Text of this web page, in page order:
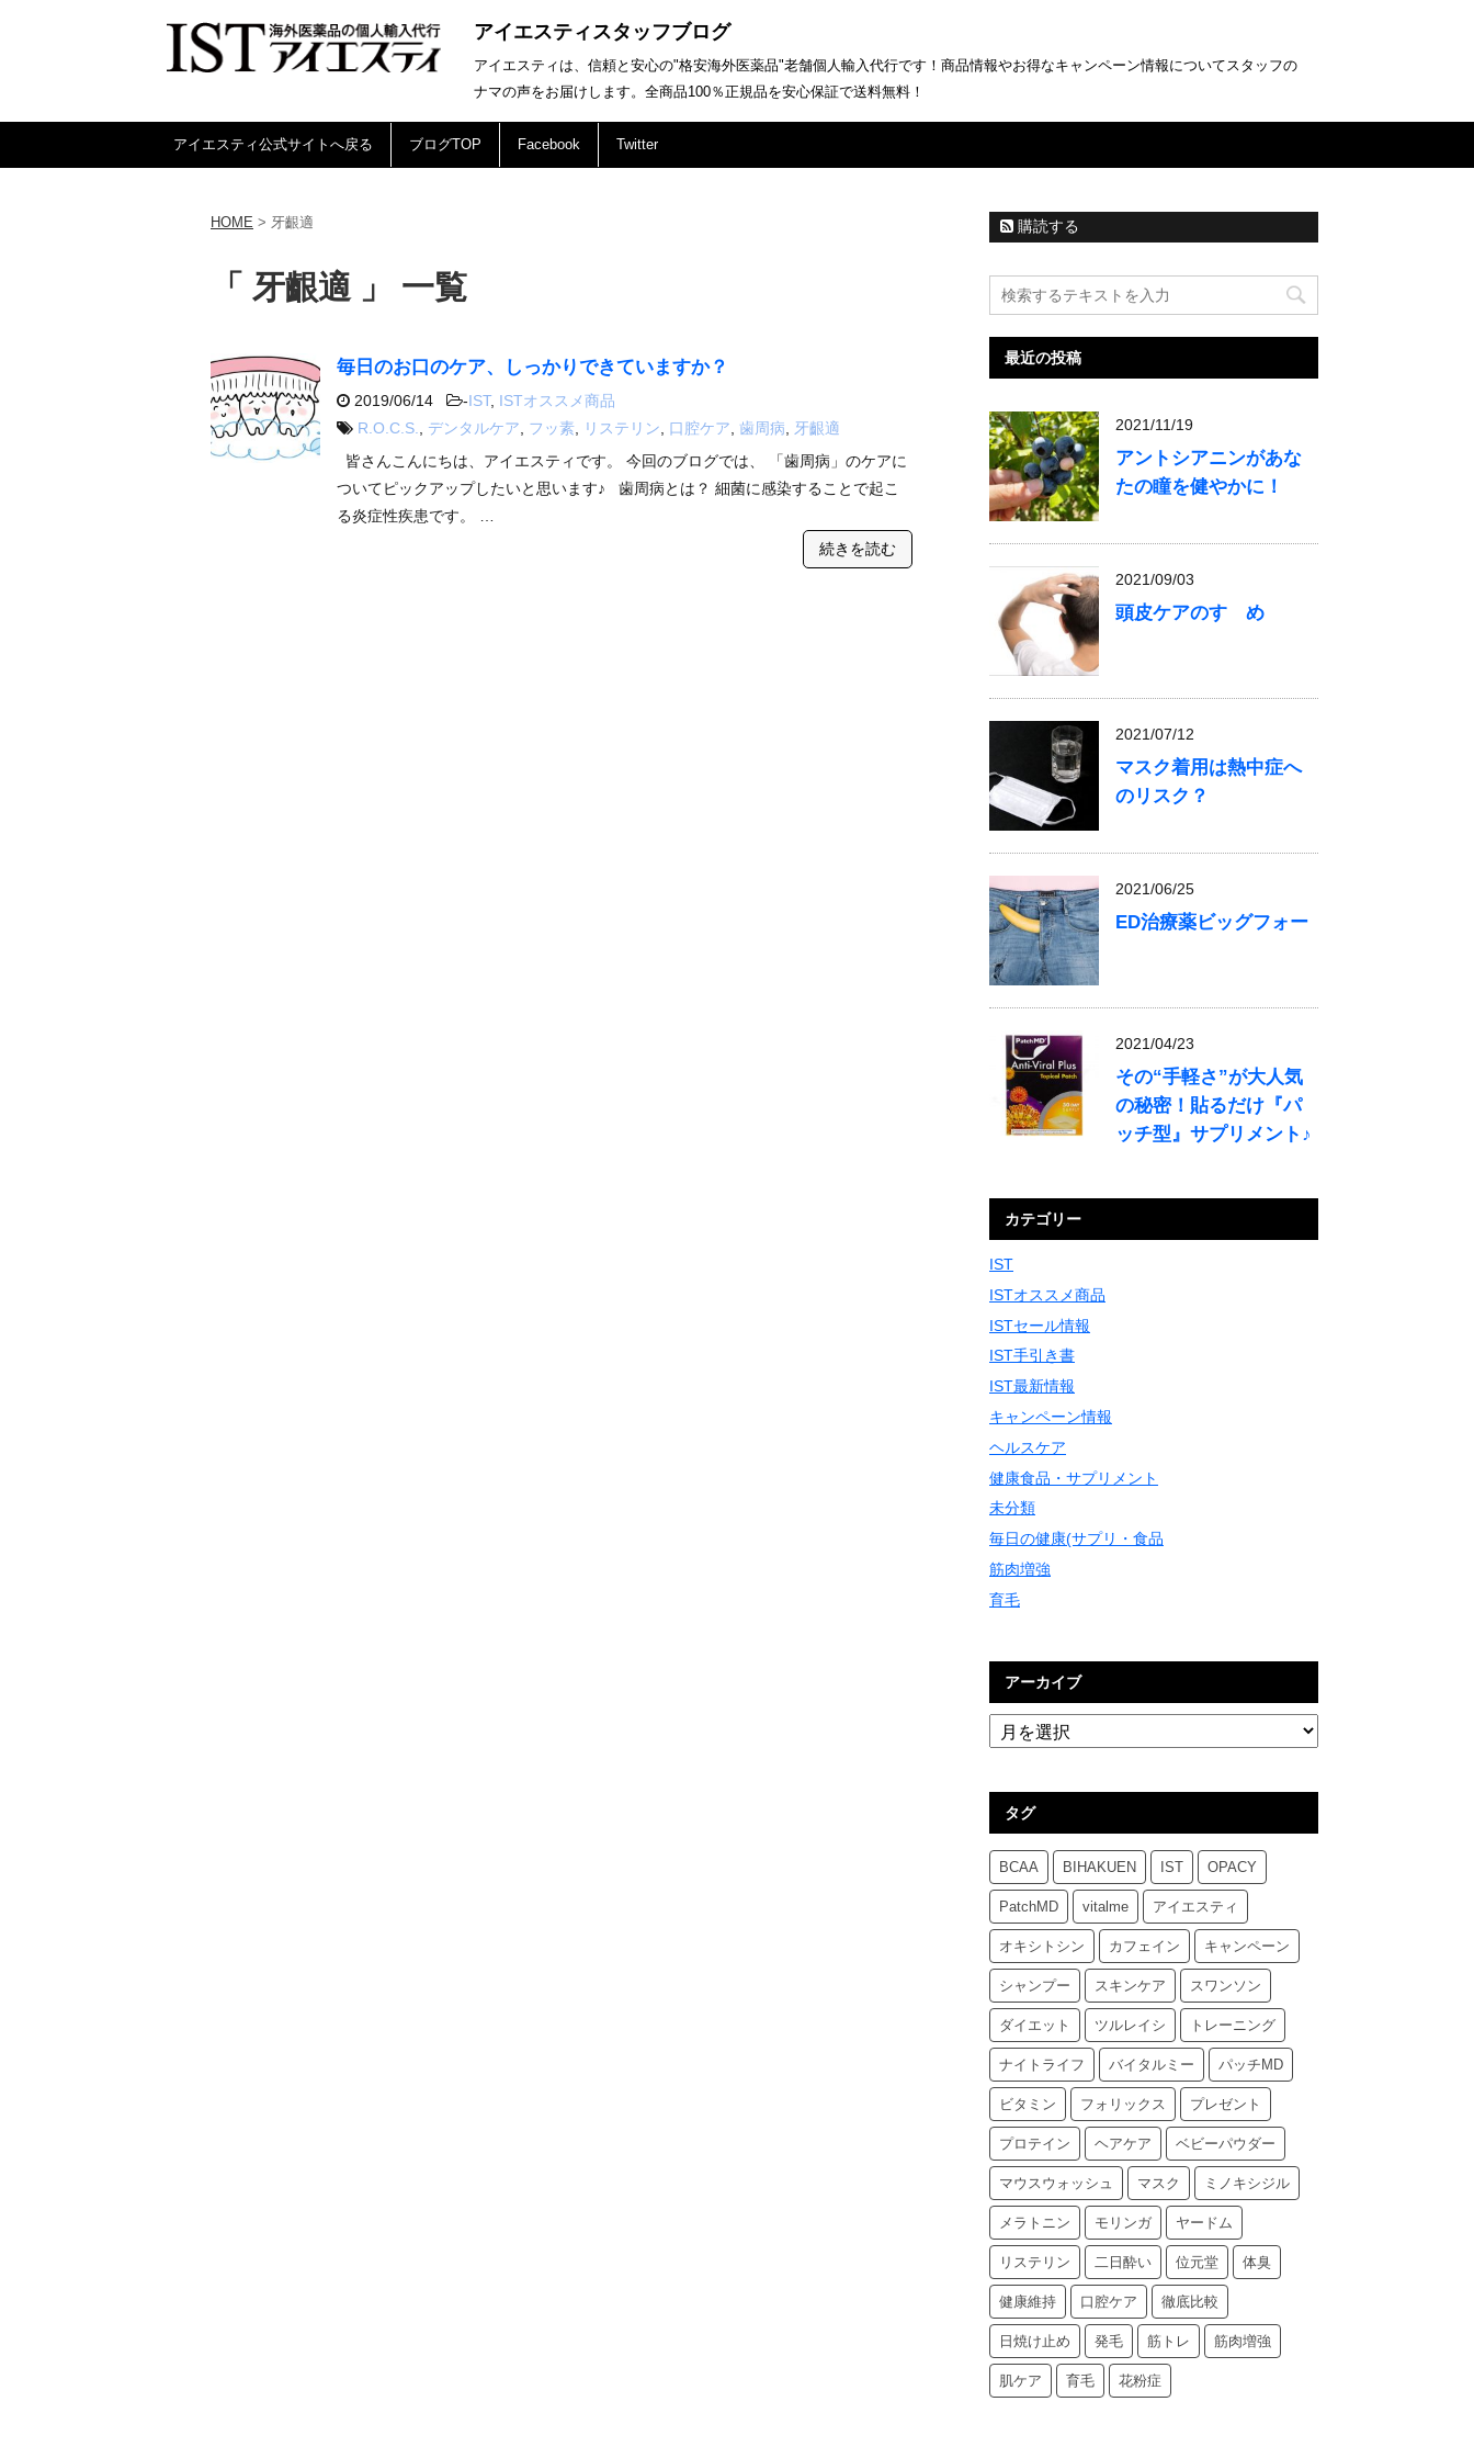
アイエスティスタッフブログ
アイエスティは、信頼と安心の"格安海外医薬品"老舗個人輸入代行です！商品情報やお得なキャンペーン情報についてスタッフの
ナマの声をお届けします。全商品100％正規品を安心保証で送料無料！
アイエスティ公式サイトへ戻る ブログTOP Facebook Twitter
HOME > 牙齦適
「 牙齦適 」 一覧
毎日のお口のケア、しっかりできていますか？
2019/06/14 -IST, ISTオススメ商品
R.O.C.S.
デンタルケア フッ素 リステリン 口腔ケア 歯周病
牙齦適
皆さんこんにちは、アイエスティです。 今回のブログでは、 「歯周病」のケアに
ついてピックアップしたいと思います♪ 歯周病とは？ 細菌に感染することで起こ
る炎症性疾患です。 …
続きを読む
購読する
最近の投稿
2021/11/19
アントシアニンがあな
たの瞳を健やかに！
2021/09/03
頭皮ケアのすゝめ
2021/07/12
マスク着用は熱中症へ
のリスク？
2021/06/25
ED治療薬ビッグフォー
2021/04/23
その“手軽さ”が大人気
の秘密！貼るだけ『パ
ッチ型』サプリメント♪
カテゴリー
IST
ISTオススメ商品
ISTセール情報
IST手引き書
IST最新情報
キャンペーン情報
ヘルスケア
健康食品・サプリメント
未分類
毎日の健康(サプリ・食品
筋肉増強
育毛
アーカイブ
タグ
BCAA BIHAKUEN IST OPACY
PatchMD vitalme アイエスティ
オキシトシン カフェイン キャンペーン
シャンプー スキンケア スワンソン
ダイエット ツルレイシ トレーニング
ナイトライフ バイタルミー パッチMD
ビタミン フォリックス プレゼント
プロテイン ヘアケア ベビーパウダー
マウスウォッシュ マスク ミノキシジル
メラトニン モリンガ ヤードム
リステリン 二日酔い 位元堂 体臭
健康維持 口腔ケア 徹底比較
日焼け止め 発毛 筋トレ 筋肉増強
肌ケア 育毛 花粉症